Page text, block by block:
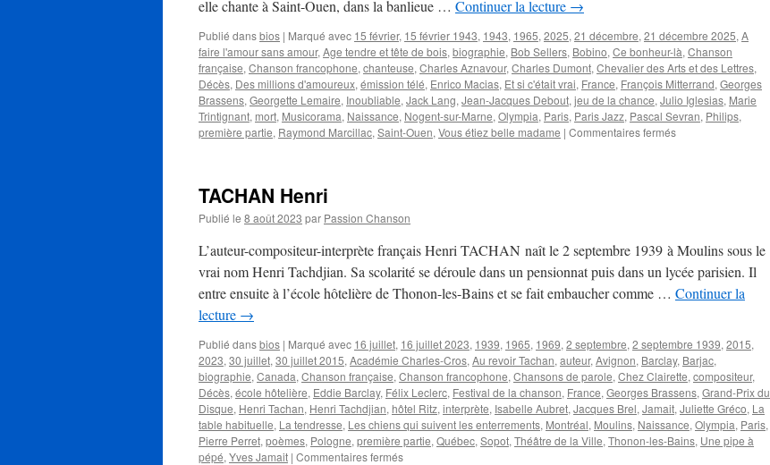
elle chante à Saint-Ouen, dans la banlieue … Continuer la lecture →
Publié dansbios | Marqué avec 15 février, 15 février 1943, 1943, 1965, 2025, 21 décembre, 21 décembre 2025, A
faire l'amour sans amour, Age tendre et tête de bois, biographie, Bob Sellers, Bobino, Ce bonheur-là, Chanson
française, Chanson francophone, chanteuse, Charles Aznavour, Charles Dumont, Chevalier des Arts et des Lettres,
Décès, Des millions d'amoureux, émission télé, Enrico Macias, Et si c'était vrai, France, François Mitterrand, Georges
Brassens, Georgette Lemaire, Inoubliable, Jack Lang, Jean-Jacques Debout, jeu de la chance, Julio Iglesias, Marie
Trintignant, mort, Musicorama, Naissance, Nogent-sur-Marne, Olympia, Paris, Paris Jazz, Pascal Sevran, Philips,
première partie, Raymond Marcillac, Saint-Ouen, Vous étiez belle madame | Commentaires ferméssur
TACHAN Henri
Publié le 8 août 2023 par Passion Chanson
L’auteur-compositeur-interprète français Henri TACHAN naît le 2 septembre 1939 à Moulins sous le
vrai nom Henri Tachdjian. Sa scolarité se déroule dans un pensionnat puis dans un lycée parisien. Il
entre ensuite à l’école hôtelière de Thonon-les-Bains et se fait embaucher comme … Continuer la
lecture →
Publié dansbios | Marqué avec 16 juillet, 16 juillet 2023, 1939, 1965, 1969, 2 septembre, 2 septembre 1939, 2015,
2023, 30 juillet, 30 juillet 2015, Académie Charles-Cros, Au revoir Tachan, auteur, Avignon, Barclay, Barjac,
biographie, Canada, Chanson française, Chanson francophone, Chansons de parole, Chez Clairette, compositeur,
Décès, école hôtelière, Eddie Barclay, Félix Leclerc, Festival de la chanson, France, Georges Brassens, Grand-Prix du
Disque, Henri Tachan, Henri Tachdjian, hôtel Ritz, interprète, Isabelle Aubret, Jacques Brel, Jamait, Juliette Gréco, La
table habituelle, La tendresse, Les chiens qui suivent les enterrements, Montréal, Moulins, Naissance, Olympia, Paris,
Pierre Perret, poèmes, Pologne, première partie, Québec, Sopot, Théâtre de la Ville, Thonon-les-Bains, Une pipe à
pépé, Yves Jamait | Commentaires ferméssur